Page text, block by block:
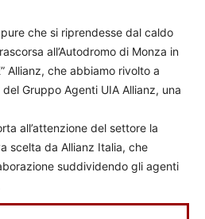
che si riprendesse dal caldo
all’Autodromo di Monza in
Allianz, che abbiamo rivolto a
Gruppo Agenti UIA Allianz, una
all’attenzione del settore la
scelta da Allianz Italia, che
suddividendo gli agenti